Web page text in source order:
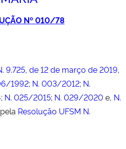
e Comunicações
Nº 010/78
9.725, de 12 de março de 2019,
1992; N. 003/2012; N.
; N. 025/2015; N. 029/2020e, N.
Resolução UFSM N.